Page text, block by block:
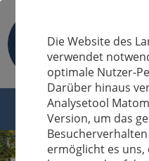
Die Website des
verwendet
optimale Nutzer-
Darüber hinaus
Analysetool
Version, um das
ermöglicht es uns,